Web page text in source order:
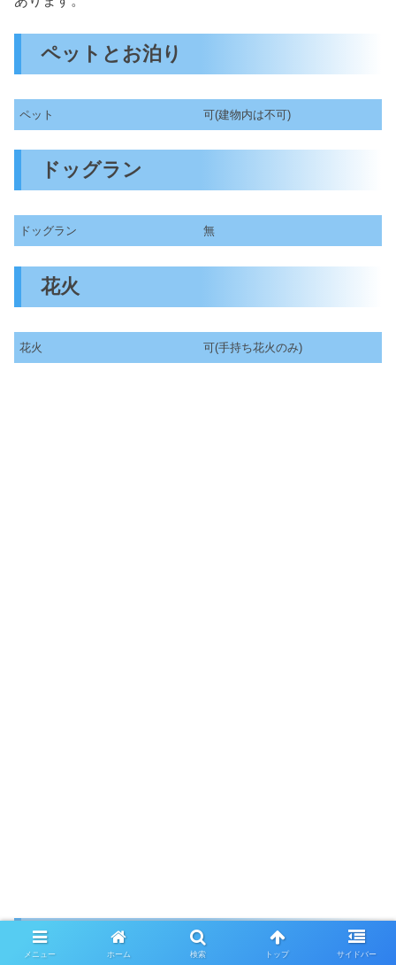
ペットとお泊り
ペット 可(建物内は不可)
ドッグラン
ドッグラン 無
花火
花火 可(手持ち花火のみ)
予約
メニュー ホーム 検索 トップ サイドバー